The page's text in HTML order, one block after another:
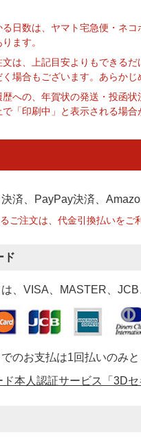
日数は、ヤマト宅急便・ネ
ます。
は、上記目安よりもできる
場合もございます。あらかじ
への、年賀状の発送・投函
「印刷中」と表示される場
済、PayPay決済 、
ご注文は、代金引換払いをご
ド
、VISA、MASTER、
のお支払は1回払いのみと
ド本人認証サービス「3D